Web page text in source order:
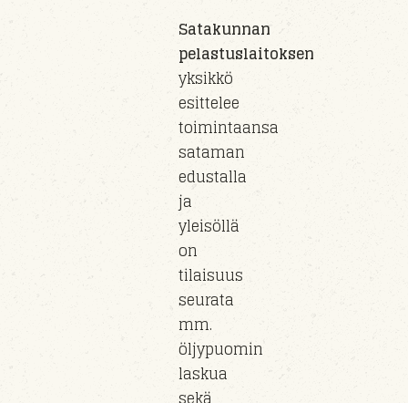
Satakunnan
pelastuslaitoksen
yksikkö
esittelee
toimintaansa
sataman
edustalla
ja
yleisöllä
on
tilaisuus
seurata
mm.
öljypuomin
laskua